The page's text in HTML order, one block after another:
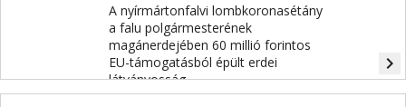
A nyírmártonfalvi lombkoronasétány
a falu polgármesterének
magánerdejében 60 millió forintos
EU-támogatásból épült erdei
látványosság.
navigate_next